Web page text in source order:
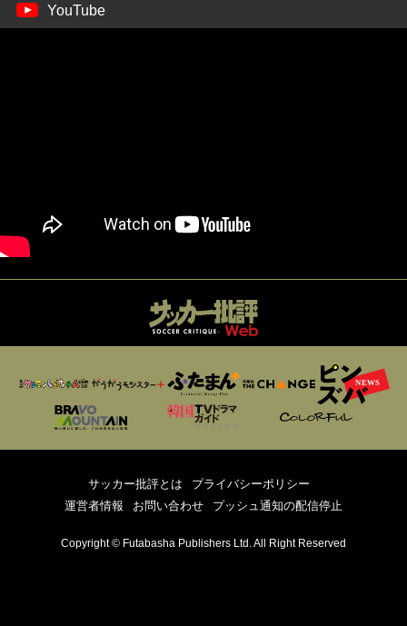
YouTube
サッカー批評とは
プライバシーポリシー
運営者情報
お問い合わせ プッシュ通知の配信停止
Copyright © Futabasha Publishers Ltd. All Right Reserved